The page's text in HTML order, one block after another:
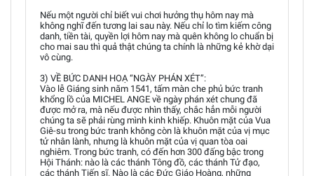
Nếu một người chỉ biết vui chơi hưởng thụ hôm nay mà
không nghĩ đến tương lai sau này. Nếu chỉ lo tìm kiếm công
danh, tiền tài, quyền lợi hôm nay mà quên không lo chuẩn bị
cho mai sau thì quả thật chúng ta chính là những kẻ khờ dại
vô cùng.
3) VỀ BỨC DANH HOẠ “NGÀY PHÁN XÉT”:
Vào lễ Giáng sinh năm 1541, tấm màn che phủ bức tranh
khổng lồ của MICHEL ANGE về ngày phán xét chung đã
được mở ra, mà nếu được nhìn thấy, chắc hẳn mỗi người
chúng ta sẽ phải rùng mình kinh khiếp. Khuôn mặt của Vua
Giê-su trong bức tranh không còn là khuôn mặt của vị mục
tử nhân lành, nhưng là khuôn mặt của vị quan tòa oai
nghiêm. Trong bức tranh, có đến hơn 300 đấng bậc trong
Hội Thánh: nào là các thánh Tông đồ, các thánh Tử đạo,
các thánh Tiến sĩ. Nào là các Đức Giáo Hoàng, những